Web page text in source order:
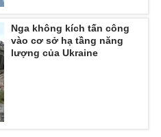
Nga không kích tấn công
vào cơ sở hạ tầng năng
lượng của Ukraine